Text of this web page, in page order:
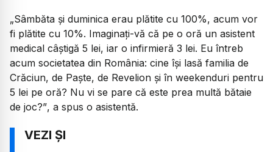
„Sâmbăta și duminica erau plătite cu 100%, acum vor
fi plătite cu 10%. Imaginați-vă că pe o oră un asistent
medical câștigă 5 lei, iar o infirmieră 3 lei. Eu întreb
acum societatea din România: cine își lasă familia de
Crăciun, de Paște, de Revelion și în weekenduri pentru
5 lei pe oră? Nu vi se pare că este prea multă bătaie
de joc?”, a spus o asistentă.